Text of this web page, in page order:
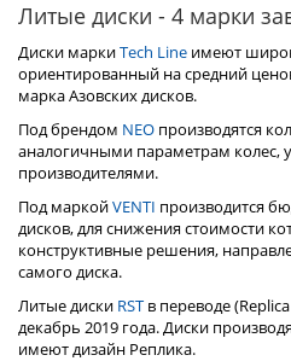
Литые диски - 4 марки
Диски маркиTech Line имеют
ориентированный на средний
марка Азовских дисков.
Под брендом NEO производятся
аналогичными параметрам колес,
производителями.
Под маркойVENTI производится
дисков, для снижения стоимости
конструктивные решения,
самого диска.
Литые диски RST в переводе
декабрь 2019 года. Диски
имеют дизайн Реплика.